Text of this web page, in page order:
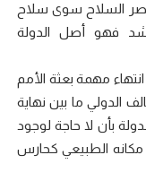
بحصر السلاح سوى سلاح
فهو أصل الدولة
مهمة بعثة الأمم
الدولي ما بين نهاية
تترسخ قناعة الدولة بأن لا حاجة لوجود
مكانه الطبيعي كحارس